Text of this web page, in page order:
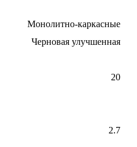
Монолитно-каркасные
Черновая улучшенная
20
2.7